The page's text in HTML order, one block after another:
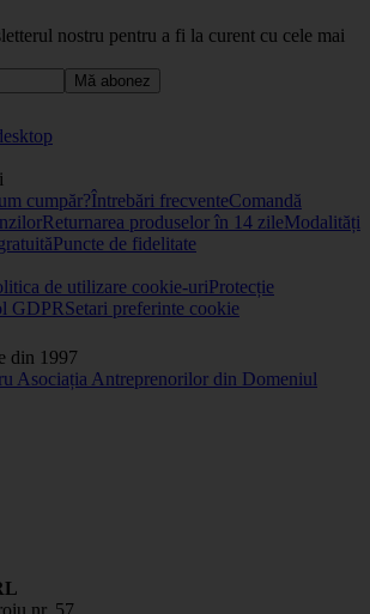
nostru pentru a fi la curent cu cele mai
Mă abonez
cumpăr?Întrebări frecventeComandă
Returnarea produselor în 14 zileModalități
Puncte de fidelitate
de utilizare cookie-uriProtecție
GDPRSetari preferinte cookie
nr. 57